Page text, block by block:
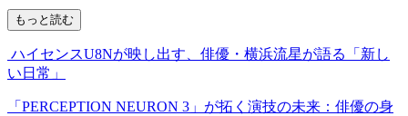
もっと読む
ハイセンスU8Nが映し出す、俳優・横浜流星が語る「新し
い日常」
「PERCEPTION NEURON 3」が拓く演技の未来：俳優の身